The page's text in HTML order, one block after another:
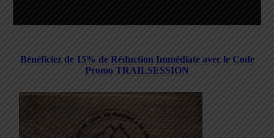
Bénéficiez de 15% de Réduction Immédiate avec le Code
Promo TRAILSESSION